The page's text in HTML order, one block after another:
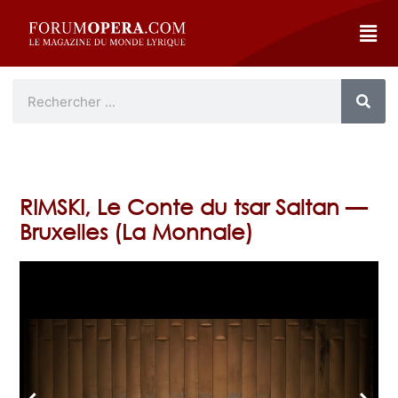
RIMSKI, Le Conte du tsar Saltan —
Bruxelles (La Monnaie)